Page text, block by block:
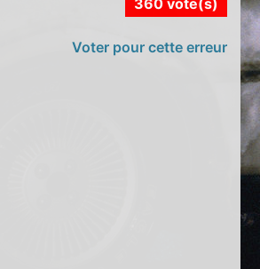
Voter pour cette erreur